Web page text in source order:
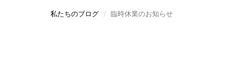
私たちのブログ 臨時休業のお知らせ